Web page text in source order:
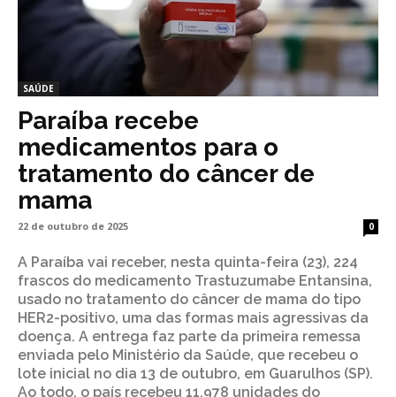
SAÚDE
Paraíba recebe
medicamentos para o
tratamento do câncer de
mama
22 de outubro de 2025 0
A Paraíba vai receber, nesta quinta-feira (23), 224
frascos do medicamento Trastuzumabe Entansina,
usado no tratamento do câncer de mama do tipo
HER2-positivo, uma das formas mais agressivas da
doença. A entrega faz parte da primeira remessa
enviada pelo Ministério da Saúde, que recebeu o
lote inicial no dia 13 de outubro, em Guarulhos (SP).
Ao todo, o país recebeu 11.978 unidades do